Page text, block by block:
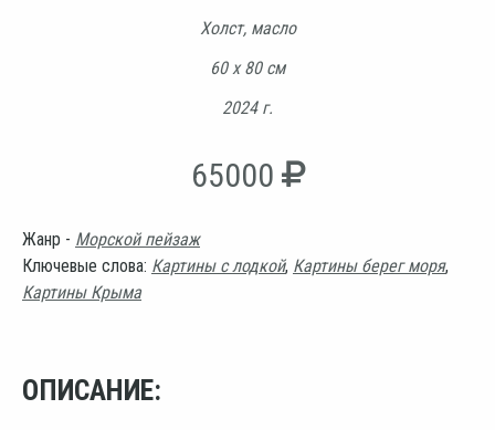
Холст, масло
60 х 80 см
2024 г.
65000
Жанр - Морской пейзаж
Ключевые слова: Картины с лодкой, Картины берег моря,
Картины Крыма
ОПИСАНИЕ: